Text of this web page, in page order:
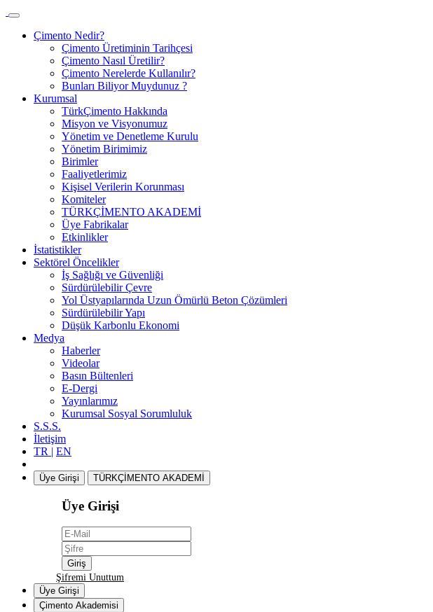
Çimento Nedir?
Çimento Üretiminin Tarihçesi
Çimento Nasıl Üretilir?
Çimento Nerelerde Kullanılır?
Bunları Biliyor Muydunuz ?
Kurumsal
TürkÇimento Hakkında
Misyon ve Visyonumuz
Yönetim ve Denetleme Kurulu
Yönetim Birimimiz
Birimler
Faaliyetlerimiz
Kişisel Verilerin Korunması
Komiteler
TÜRKÇİMENTO AKADEMİ
Üye Fabrikalar
Etkinlikler
İstatistikler
Sektörel Öncelikler
İş Sağlığı ve Güvenliği
Sürdürülebilir Çevre
Yol Üstyapılarında Uzun Ömürlü Beton Çözümleri
Sürdürülebilir Yapı
Düşük Karbonlu Ekonomi
Medya
Haberler
Videolar
Basın Bültenleri
E-Dergi
Yayınlarımız
Kurumsal Sosyal Sorumluluk
S.S.S.
İletişim
TR | EN
Üye Girişi TÜRKÇİMENTO AKADEMİ
Üye Girişi
Şifremi Unuttum
Üye Girişi
Çimento Akademisi